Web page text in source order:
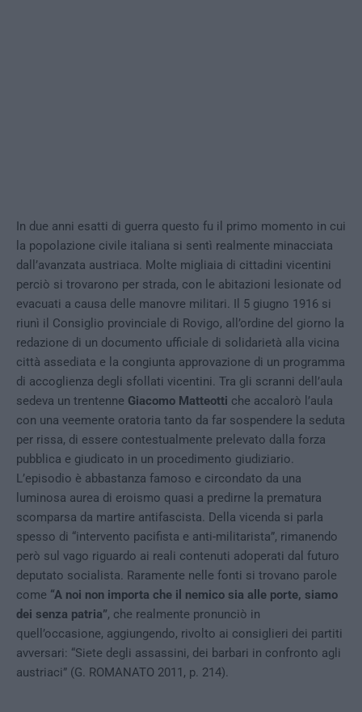
In due anni esatti di guerra questo fu il primo momento in cui
la popolazione civile italiana si sentì realmente minacciata
dall’avanzata austriaca. Molte migliaia di cittadini vicentini
perciò si trovarono per strada, con le abitazioni lesionate od
evacuati a causa delle manovre militari. Il 5 giugno 1916 si
riunì il Consiglio provinciale di Rovigo, all’ordine del giorno la
redazione di un documento ufficiale di solidarietà alla vicina
città assediata e la congiunta approvazione di un programma
di accoglienza degli sfollati vicentini. Tra gli scranni dell’aula
sedeva un trentenne Giacomo Matteotti che accalorò l’aula
con una veemente oratoria tanto da far sospendere la seduta
per rissa, di essere contestualmente prelevato dalla forza
pubblica e giudicato in un procedimento giudiziario.
L’episodio è abbastanza famoso e circondato da una
luminosa aurea di eroismo quasi a predirne la prematura
scomparsa da martire antifascista. Della vicenda si parla
spesso di “intervento pacifista e anti-militarista”, rimanendo
però sul vago riguardo ai reali contenuti adoperati dal futuro
deputato socialista. Raramente nelle fonti si trovano parole
come “A noi non importa che il nemico sia alle porte, siamo
dei senza patria”, che realmente pronunciò in
quell’occasione, aggiungendo, rivolto ai consiglieri dei partiti
avversari: “Siete degli assassini, dei barbari in confronto agli
austriaci” (G. ROMANATO 2011, p. 214).